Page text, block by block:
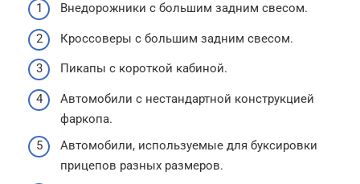
Внедорожники с большим задним свесом.
Кроссоверы с большим задним свесом.
Пикапы с короткой кабиной.
Автомобили с нестандартной конструкцией
фаркопа.
Автомобили, используемые для буксировки
прицепов разных размеров.